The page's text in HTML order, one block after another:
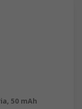
50 mAh